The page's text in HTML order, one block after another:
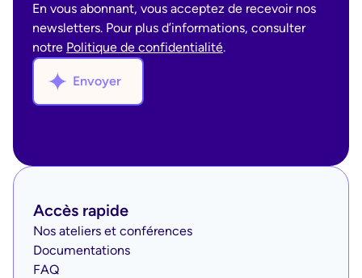
En vous abonnant, vous acceptez de recevoir nos
newsletters. Pour plus d’informations, consulter
notre Politique de confidentialité.
Envoyer
Accès rapide
Nos ateliers et conférences
Documentations
FAQ